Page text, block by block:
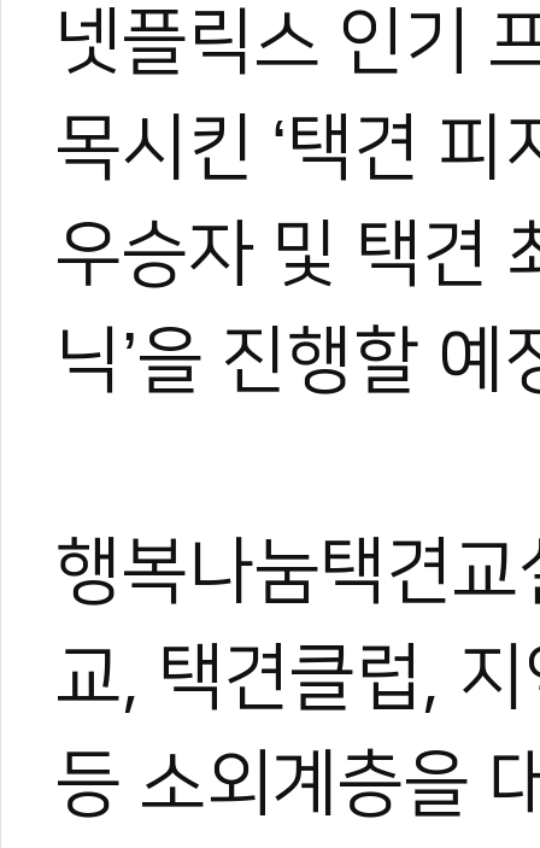
넷플릭스 인기
목시킨 ‘택견
우승자 및 택견
닉’을 진행할 예
행복나눔택견교
교, 택견클럽,
등 소외계층을